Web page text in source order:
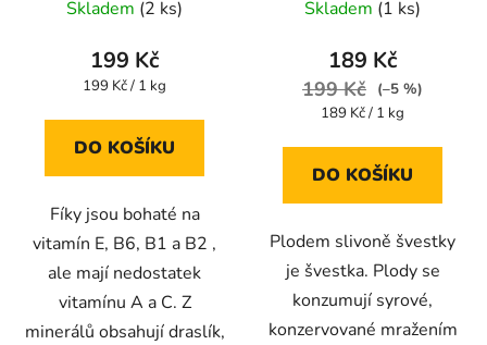
hodnocení
produktu
je
z
Skladem (2 ks)
199 Kč
Měrná
199 Kč / 1 kg
DO KOŠÍKU
Fíky jsou bohaté na
vitamín E, B6, B1 a B2 ,
ale mají nedostatek
vitamínu A a C. Z
minerálů obsahují draslík,
hodnocení
produktu
je
4,4
5
Skladem (1 ks)
189 Kč
199 Kč
(–5 %)
Měrná
189 Kč / 1 kg
DO KOŠÍKU
Plodem slivoně švestky
je švestka. Plody se
konzumují syrové,
konzervované mražením